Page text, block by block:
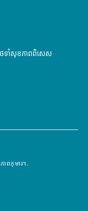
ែទាំសុខភាពពិសេស
ពកុមារ។.